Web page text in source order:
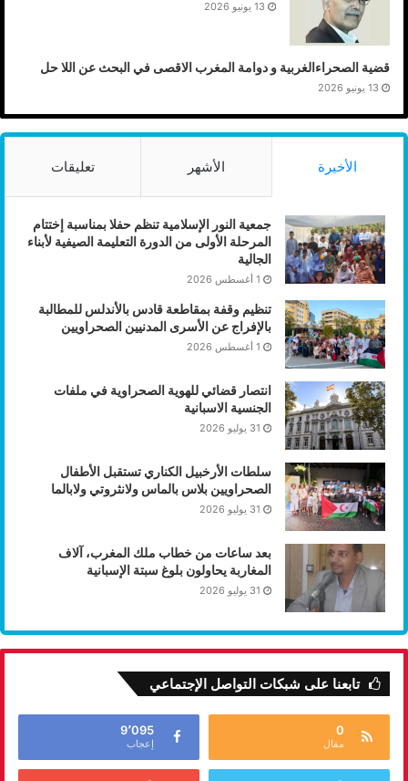
13 يونيو 2026
قضية الصحراءالغربية و دوامة المغرب الاقصى في البحث عن اللا حل
13 يونيو 2026
الأخيرة الأشهر تعليقات
جمعية النور الإسلامية تنظم حفلا بمناسبة إختتام
المرحلة الأولى من الدورة التعليمة الصيفية لأبناء
الجالية
1 أغسطس 2026
تنظيم وقفة بمقاطعة قادس بالأندلس للمطالبة
بالإفراج عن الأسرى المدنيين الصحراويين
1 أغسطس 2026
انتصار قضائي للهوية الصحراوية في ملفات
الجنسية الاسبانية
31 يوليو 2026
سلطات الأرخبيل الكناري تستقبل الأطفال
الصحراويين بلاس بالماس ولانثروتي ولابالما
31 يوليو 2026
بعد ساعات من خطاب ملك المغرب، آلاف
المغاربة يحاولون بلوغ سبتة الإسبانية
31 يوليو 2026
تابعنا على شبكات التواصل الإجتماعي
0
مقال
9٬095
إعجاب